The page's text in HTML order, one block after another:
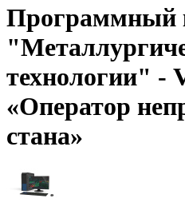
Программный
технологии" -
«Оператор
стана»